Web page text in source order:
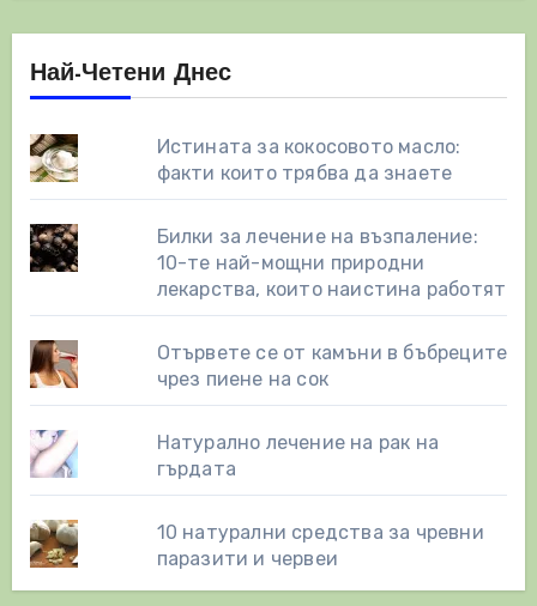
Най-Четени Днес
Истината за кокосовото масло:
факти които трябва да знаете
Билки за лечение на възпаление:
10-те най-мощни природни
лекарства, които наистина работят
Отървете се от камъни в бъбреците
чрез пиене на сок
Натурално лечение на рак на
гърдата
10 натурални средства за чревни
паразити и червеи